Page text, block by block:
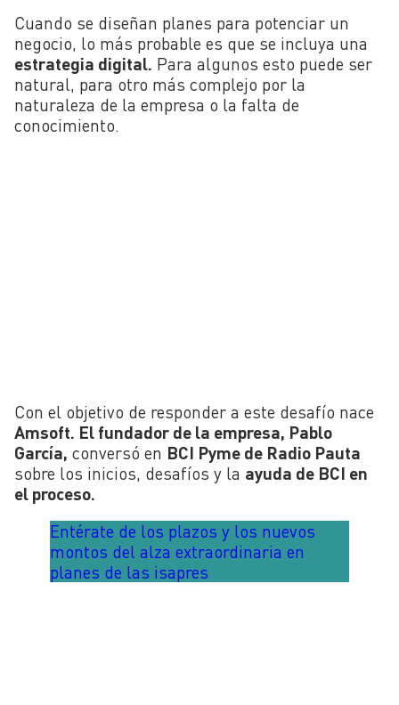
Cuando se diseñan planes para potenciar un
negocio, lo más probable es que se incluya una
estrategia digital. Para algunos esto puede ser
natural, para otro más complejo por la
naturaleza de la empresa o la falta de
conocimiento.
Con el objetivo de responder a este desafío nace
Amsoft. El fundador de la empresa, Pablo
García, conversó en BCI Pyme de Radio Pauta
sobre los inicios, desafíos y la ayuda de BCI en
el proceso.
Entérate de los plazos y los nuevos
montos del alza extraordinaria en
planes de las isapres